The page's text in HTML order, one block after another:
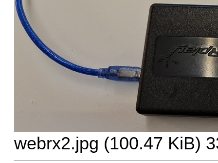
webrx2.jpg (100.47 KiB)